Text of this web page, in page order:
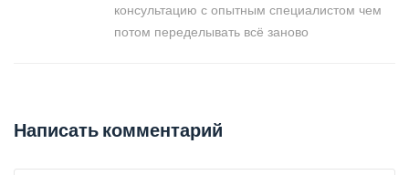
консультацию с опытным специалистом чем
потом переделывать всё заново
Написать комментарий